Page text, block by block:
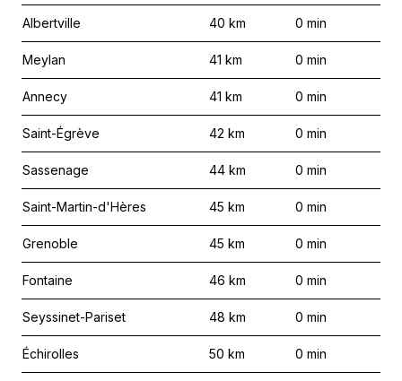
Albertville 40 km 0 min
Meylan 41 km 0 min
Annecy 41 km 0 min
Saint-Égrève 42 km 0 min
Sassenage 44 km 0 min
Saint-Martin-d'Hères 45 km 0 min
Grenoble 45 km 0 min
Fontaine 46 km 0 min
Seyssinet-Pariset 48 km 0 min
Échirolles 50 km 0 min